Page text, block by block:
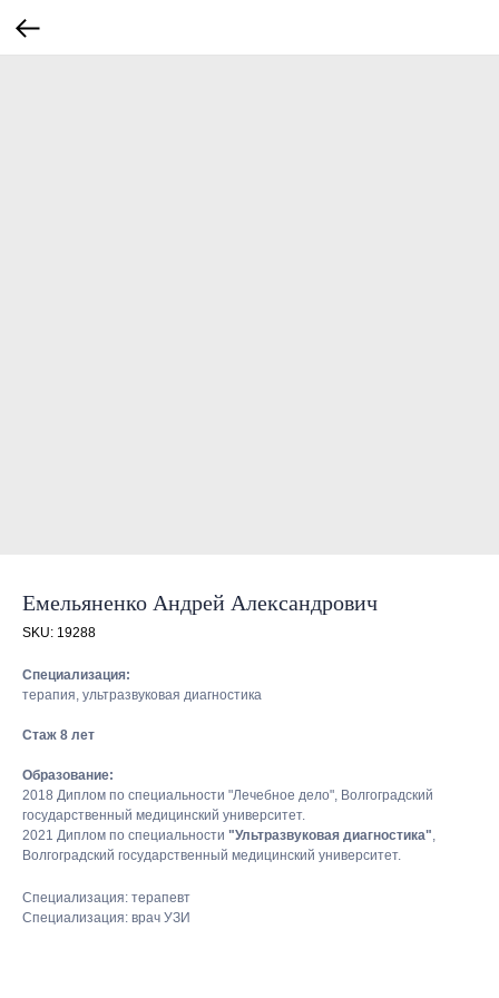
Емельяненко Андрей Александрович
SKU: 19288
Специализация:
терапия, ультразвуковая диагностика
Стаж 8 лет
Образование:
2018 Диплом по специальности "Лечебное дело", Волгоградский
государственный медицинский университет.
2021 Диплом по специальности "Ультразвуковая диагностика",
Волгоградский государственный медицинский университет.
Специализация: терапевт
Специализация: врач УЗИ